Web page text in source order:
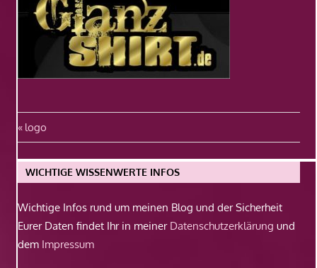
Beitragsnavigation
Vorheriger
Beitrag:
logo
WICHTIGE WISSENWERTE INFOS
Wichtige Infos rund um meinen Blog und der Sicherheit
Eurer Daten findet Ihr in meiner Datenschutzerklärung und
dem Impressum